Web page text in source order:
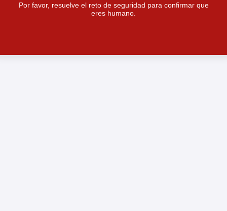
Por favor, resuelve el reto de seguridad para confirmar que
eres humano.